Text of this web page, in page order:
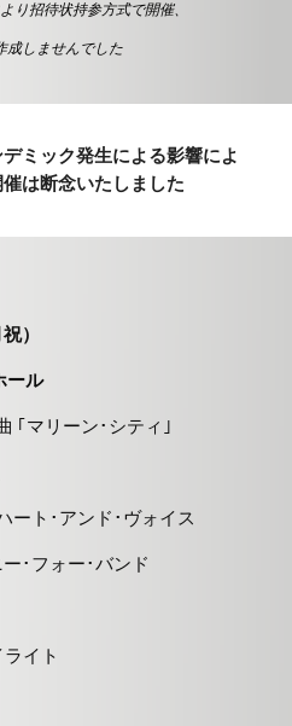
り招待状持参方式で開催、
成しませんでした
ミック発生による影響によ
は断念いたしました
）
ール
｢マリーン･シティ｣
ート･アンド･ヴォイス
･フォー･バンド
イト